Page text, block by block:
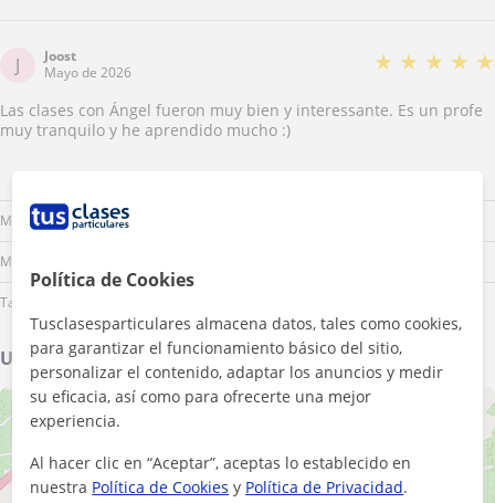
J
Joost
Mayo de 2026
★ ★ ★ ★ ★
Las clases con Ángel fueron muy bien y interessante. Es un profe
muy tranquilo y he aprendido mucho :)
Mañana
Mediodía
Tarde
Ubicación de mis clases
+ −
Política de Cookies
Tusclasesparticulares almacena datos, tales como cookies,
para garantizar el funcionamiento básico del sitio,
personalizar el contenido, adaptar los anuncios y medir
su eficacia, así como para ofrecerte una mejor
experiencia.
Al hacer clic en “Aceptar”, aceptas lo establecido en
nuestra Política de Cookies y Política de Privacidad.